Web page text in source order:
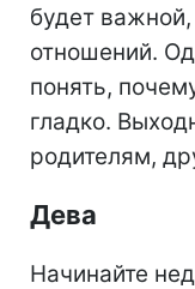
будет
отношений.
понять,
гладко.
родителям,
Дева
Начинайте